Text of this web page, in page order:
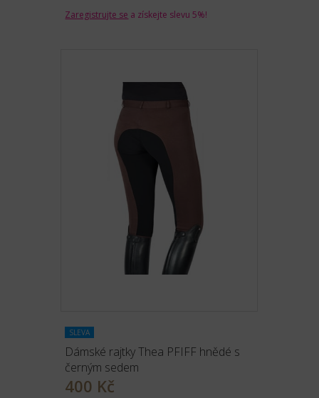
Zaregistrujte se a získejte slevu 5%!
SLEVA
Dámské rajtky Thea PFIFF hnědé s
černým sedem
400 Kč